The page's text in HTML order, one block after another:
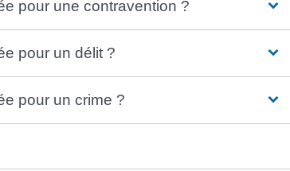
pour une contravention ?
pour un délit ?
pour un crime ?